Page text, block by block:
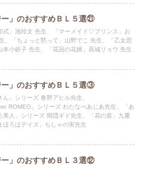
ー」のおすすめＢＬ５選㉑
式」池玲文 先生、「マーメイド♡プリンス」お
、「ちょっと黙って」山野でこ 先生、「乙女思
本小鉄子 先生、「花冠の花婿」高城リョウ 先生
ー」のおすすめＢＬ５選③
ん」シリーズ 春野アヒル先生、
ROMEO」シリーズ わたなべあじあ先生、「あ
美人」シリーズ 雨隠ギド先生、「花の皇」九重
ほろばデイズ」ちしゃの実先生
ー」のおすすめＢＬ３選⑫